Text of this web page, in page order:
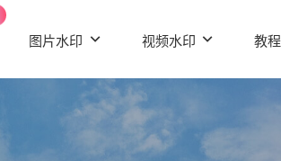
图片水印 视频水印 教程